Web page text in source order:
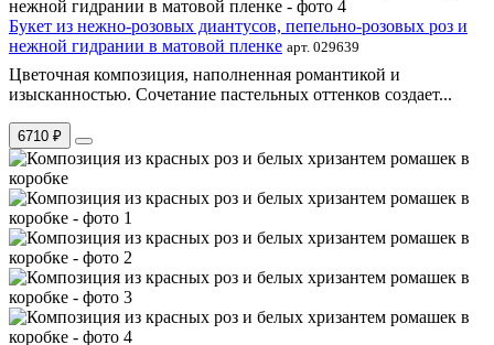
Букет из нежно-розовых диантусов, пепельно-розовых роз и
нежной гидрании в матовой пленке арт. 029639
Цветочная композиция, наполненная романтикой и
изысканностью. Сочетание пастельных оттенков создает...
6710 ₽